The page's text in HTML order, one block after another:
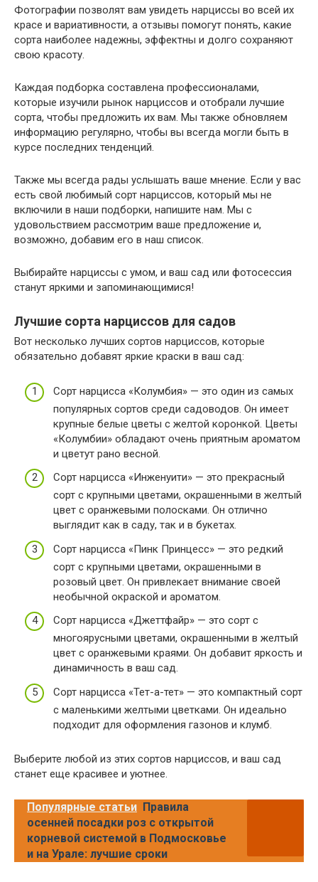
Фотографии позволят вам увидеть нарциссы во всей их
красе и вариативности, а отзывы помогут понять, какие
сорта наиболее надежны, эффектны и долго сохраняют
свою красоту.
Каждая подборка составлена профессионалами,
которые изучили рынок нарциссов и отобрали лучшие
сорта, чтобы предложить их вам. Мы также обновляем
информацию регулярно, чтобы вы всегда могли быть в
курсе последних тенденций.
Также мы всегда рады услышать ваше мнение. Если у вас
есть свой любимый сорт нарциссов, который мы не
включили в наши подборки, напишите нам. Мы с
удовольствием рассмотрим ваше предложение и,
возможно, добавим его в наш список.
Выбирайте нарциссы с умом, и ваш сад или фотосессия
станут яркими и запоминающимися!
Лучшие сорта нарциссов для садов
Вот несколько лучших сортов нарциссов, которые
обязательно добавят яркие краски в ваш сад:
Сорт нарцисса «Колумбия» — это один из самых
популярных сортов среди садоводов. Он имеет
крупные белые цветы с желтой коронкой. Цветы
«Колумбии» обладают очень приятным ароматом
и цветут рано весной.
Сорт нарцисса «Инженуити» — это прекрасный
сорт с крупными цветами, окрашенными в желтый
цвет с оранжевыми полосками. Он отлично
выглядит как в саду, так и в букетах.
Сорт нарцисса «Пинк Принцесс» — это редкий
сорт с крупными цветами, окрашенными в
розовый цвет. Он привлекает внимание своей
необычной окраской и ароматом.
Сорт нарцисса «Джеттфайр» — это сорт с
многоярусными цветами, окрашенными в желтый
цвет с оранжевыми краями. Он добавит яркость и
динамичность в ваш сад.
Сорт нарцисса «Тет-а-тет» — это компактный сорт
с маленькими желтыми цветками. Он идеально
подходит для оформления газонов и клумб.
Выберите любой из этих сортов нарциссов, и ваш сад
станет еще красивее и уютнее.
Популярные статьи Правила
осенней посадки роз с открытой
корневой системой в Подмосковье
и на Урале: лучшие сроки